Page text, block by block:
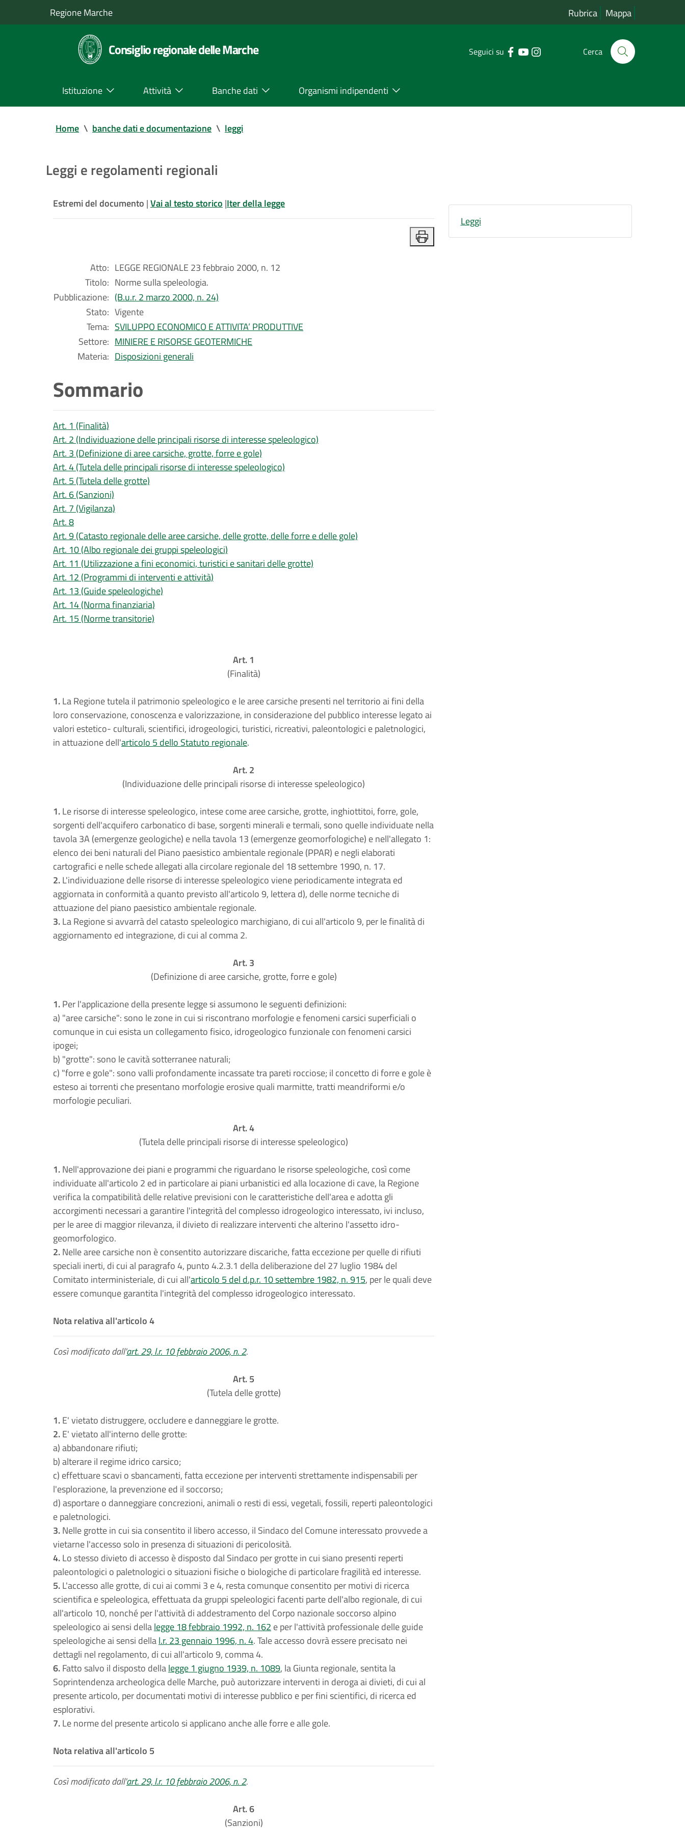
Regione Marche Rubrica Mappa
Consiglio regionale delle Marche Seguici su Cerca
Istituzione Attività Banche dati Organismi indipendenti
Home \ banche dati e documentazione \ leggi
Leggi e regolamenti regionali
Estremi del documento |Vai al testo storico |Iter della legge
Atto: LEGGE REGIONALE 23 febbraio 2000, n. 12
Titolo: Norme sulla speleologia.
Pubblicazione: (B.u.r. 2 marzo 2000, n. 24)
Stato: Vigente
Tema: SVILUPPO ECONOMICO E ATTIVITA’ PRODUTTIVE
Settore: MINIERE E RISORSE GEOTERMICHE
Materia: Disposizioni generali
Sommario
Art. 1 (Finalità)
Art. 2 (Individuazione delle principali risorse di interesse speleologico)
Art. 3 (Definizione di aree carsiche, grotte, forre e gole)
Art. 4 (Tutela delle principali risorse di interesse speleologico)
Art. 5 (Tutela delle grotte)
Art. 6 (Sanzioni)
Art. 7 (Vigilanza)
Art. 8
Art. 9 (Catasto regionale delle aree carsiche, delle grotte, delle forre e delle gole)
Art. 10 (Albo regionale dei gruppi speleologici)
Art. 11 (Utilizzazione a fini economici, turistici e sanitari delle grotte)
Art. 12 (Programmi di interventi e attività)
Art. 13 (Guide speleologiche)
Art. 14 (Norma finanziaria)
Art. 15 (Norme transitorie)
Art. 1
(Finalità)
1.La Regione tutela il patrimonio speleologico e le aree carsiche presenti nel territorio ai fini della
loro conservazione, conoscenza e valorizzazione, in considerazione del pubblico interesse legato ai
valori estetico- culturali, scientifici, idrogeologici, turistici, ricreativi, paleontologici e paletnologici,
in attuazione dell'articolo 5 dello Statuto regionale.
Art. 2
(Individuazione delle principali risorse di interesse speleologico)
1.Le risorse di interesse speleologico, intese come aree carsiche, grotte, inghiottitoi, forre, gole,
sorgenti dell'acquifero carbonatico di base, sorgenti minerali e termali, sono quelle individuate nella
tavola 3A (emergenze geologiche) e nella tavola 13 (emergenze geomorfologiche) e nell'allegato 1:
elenco dei beni naturali del Piano paesistico ambientale regionale (PPAR) e negli elaborati
cartografici e nelle schede allegati alla circolare regionale del 18 settembre 1990, n. 17.
2.L'individuazione delle risorse di interesse speleologico viene periodicamente integrata ed
aggiornata in conformità a quanto previsto all'articolo 9, lettera d), delle norme tecniche di
attuazione del piano paesistico ambientale regionale.
3.La Regione si avvarrà del catasto speleologico marchigiano, di cui all'articolo 9, per le finalità di
aggiornamento ed integrazione, di cui al comma 2.
Art. 3
(Definizione di aree carsiche, grotte, forre e gole)
1.Per l'applicazione della presente legge si assumono le seguenti definizioni:
a) "aree carsiche": sono le zone in cui si riscontrano morfologie e fenomeni carsici superficiali o
comunque in cui esista un collegamento fisico, idrogeologico funzionale con fenomeni carsici
ipogei;
b) "grotte": sono le cavità sotterranee naturali;
c) "forre e gole": sono valli profondamente incassate tra pareti rocciose; il concetto di forre e gole è
esteso ai torrenti che presentano morfologie erosive quali marmitte, tratti meandriformi e/o
morfologie peculiari.
Art. 4
(Tutela delle principali risorse di interesse speleologico)
1.Nell'approvazione dei piani e programmi che riguardano le risorse speleologiche, così come
individuate all'articolo 2 ed in particolare ai piani urbanistici ed alla locazione di cave, la Regione
verifica la compatibilità delle relative previsioni con le caratteristiche dell'area e adotta gli
accorgimenti necessari a garantire l'integrità del complesso idrogeologico interessato, ivi incluso,
per le aree di maggior rilevanza, il divieto di realizzare interventi che alterino l'assetto idro-
geomorfologico.
2.Nelle aree carsiche non è consentito autorizzare discariche, fatta eccezione per quelle di rifiuti
speciali inerti, di cui al paragrafo 4, punto 4.2.3.1 della deliberazione del 27 luglio 1984 del
Comitato interministeriale, di cui all'articolo 5 del d.p.r. 10 settembre 1982, n. 915, per le quali deve
essere comunque garantita l'integrità del complesso idrogeologico interessato.
Nota relativa all'articolo 4
Così modificato dall'art. 29, l.r. 10 febbraio 2006, n. 2.
Art. 5
(Tutela delle grotte)
1.E' vietato distruggere, occludere e danneggiare le grotte.
2.E' vietato all'interno delle grotte:
a) abbandonare rifiuti;
b) alterare il regime idrico carsico;
c) effettuare scavi o sbancamenti, fatta eccezione per interventi strettamente indispensabili per
l'esplorazione, la prevenzione ed il soccorso;
d) asportare o danneggiare concrezioni, animali o resti di essi, vegetali, fossili, reperti paleontologici
e paletnologici.
3.Nelle grotte in cui sia consentito il libero accesso, il Sindaco del Comune interessato provvede a
vietarne l'accesso solo in presenza di situazioni di pericolosità.
4.Lo stesso divieto di accesso è disposto dal Sindaco per grotte in cui siano presenti reperti
paleontologici o paletnologici o situazioni fisiche o biologiche di particolare fragilità ed interesse.
5.L'accesso alle grotte, di cui ai commi 3 e 4, resta comunque consentito per motivi di ricerca
scientifica e speleologica, effettuata da gruppi speleologici facenti parte dell'albo regionale, di cui
all'articolo 10, nonché per l'attività di addestramento del Corpo nazionale soccorso alpino
speleologico ai sensi dellalegge 18 febbraio 1992, n. 162 e per l'attività professionale delle guide
speleologiche ai sensi dellal.r. 23 gennaio 1996, n. 4. Tale accesso dovrà essere precisato nei
dettagli nel regolamento, di cui all'articolo 9, comma 4.
6.Fatto salvo il disposto dellalegge 1 giugno 1939, n. 1089, la Giunta regionale, sentita la
Soprintendenza archeologica delle Marche, può autorizzare interventi in deroga ai divieti, di cui al
presente articolo, per documentati motivi di interesse pubblico e per fini scientifici, di ricerca ed
esplorativi.
7.Le norme del presente articolo si applicano anche alle forre e alle gole.
Nota relativa all'articolo 5
Così modificato dall'art. 29, l.r. 10 febbraio 2006, n. 2.
Art. 6
(Sanzioni)
Leggi